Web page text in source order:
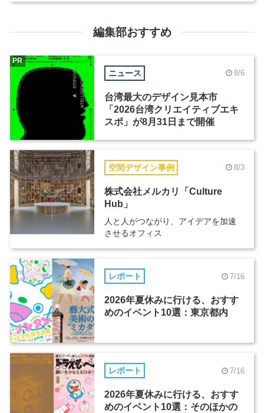
編集部おすすめ
ニュース 8/6
台湾最大のデザイン見本市
「2026台湾クリエイティブエキ
スポ」が8月31日まで開催
PR
空間デザイン事例 8/3
株式会社メルカリ「Culture
Hub」
人と人がつながり、アイデアを加速
させるオフィス
レポート 7/16
2026年夏休みに行ける、おすす
めのイベント10選：東京都内
レポート 7/16
2026年夏休みに行ける、おすす
めのイベント10選：そのほかの